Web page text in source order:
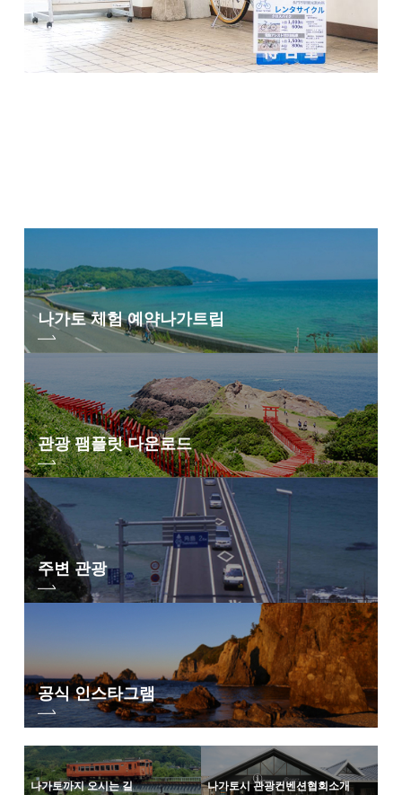
나가토 체험 예약나가트립
관광 팸플릿 다운로드
주변 관광
공식 인스타그램
나가토까지 오시는 길 나가토시 관광컨벤션협회소개